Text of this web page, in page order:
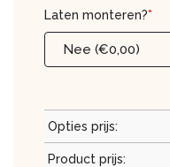
Laten monteren?*
Nee (€0,00)
Opties prijs:
Product prijs: